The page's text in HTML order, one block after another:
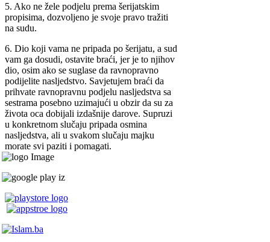
5. Ako ne žele podjelu prema šerijatskim
propisima, dozvoljeno je svoje pravo tražiti
na sudu.
6. Dio koji vama ne pripada po šerijatu, a sud
vam ga dosudi, ostavite braći, jer je to njihov
dio, osim ako se suglase da ravnopravno
podijelite nasljedstvo. Savjetujem braći da
prihvate ravnopravnu podjelu nasljedstva sa
sestrama posebno uzimajući u obzir da su za
života oca dobijali izdašnije darove. Supruzi
u konkretnom slučaju pripada osmina
nasljedstva, ali u svakom slučaju majku
morate svi paziti i pomagati.